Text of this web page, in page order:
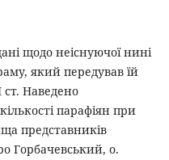
щодо неіснуючої нині
який передував їй
cт. Наведено
парафіян при
представників
Горбачевський, о.